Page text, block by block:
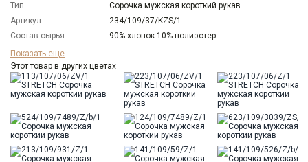
Тип
Сорочка мужская короткий рукав
Артикул
234/109/37/KZS/1
Состав сырья
90% хлопок 10% полиэстер
Бренд
Модель
Зауженная навыпуск укороченная
Цвет
Бирюзовый
Отделка
Сорочки: внутренняя стойка воротника и низ
рукава из ткани компаньона
Ворот
Французский маленький
Карман
отсутствует
Силуэт
Полуприталенный силуэт / Regular fit
Показать еще
Этот товар в других цветах